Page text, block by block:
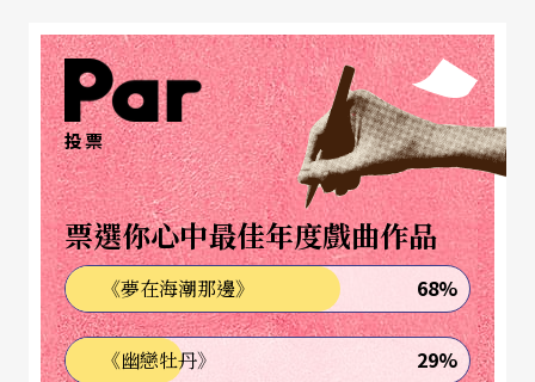
投票
票選你心中最佳年度戲曲作品
《夢在海潮那邊》 68%
《幽戀牡丹》 29%